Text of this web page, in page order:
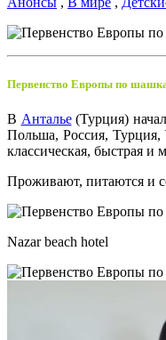
Первенство Европы по
В Анталье(Турция)
Польша, Россия, Турция,
классическая, быстрая
Проживают, питаются и
Nazar beach hotel